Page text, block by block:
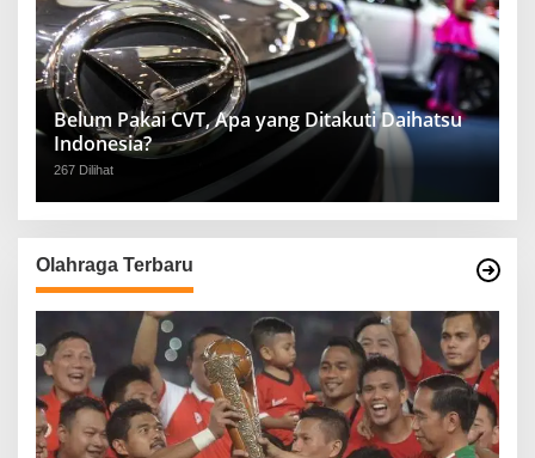
Belum Pakai CVT, Apa yang Ditakuti Daihatsu
Indonesia?
267 Dilihat
Olahraga Terbaru